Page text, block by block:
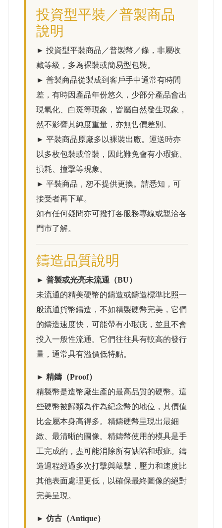
投資型平裝／普製商品
說明
► 投資型平裝商品／普製幣／條，非屬收
藏等級，多為裸裝或簡易型包裝。
► 普製商品從製成到客戶手中通常有時間
差，有時因產品年份悠久，少部分產品會出
現氧化、白斑等現象，皆屬自然發生現象，
然不影響其純度重量，亦無售價差別。
► 平裝商品原廠多以裸裝出廠。運送時亦
以多枚包裝或管裝，因此難免會有小瑕疵、
損耗、撞擊等現象。
► 平裝商品，恕不提供更換。請悉知，可
接受者再下單。
如有任何疑問亦可撥打各服務專線或親洽各
門市了解。
鑄造品質說明
► 普製或光亮未流通（BU）
未流通的精美硬幣的鑄造或鑄造標準比照一
般流通貨幣鑄造，不如精製硬幣完美，它們
的鑄造速度快，可能帶有小瑕疵，並且不會
投入一般性流通。它們往往具有較高的發行
量，通常具有溢價低特點。
► 精鑄（Proof）
精製幣是造幣廠生產的最高品質的硬幣。這
些硬幣被歸類為作為紀念幣的地位，其價值
比金屬本身高得多。精鑄硬幣呈現出最細
緻、最清晰的圖像。精鑄幣使用的模具是手
工完成的，盡可能消除所有缺陷和瑕疵。鑄
造過程經過多次打擊與敲擊，壓力和速度比
其他表面處理更低，以確保最終圖像的絕對
完美呈現。
► 仿古（Antique）